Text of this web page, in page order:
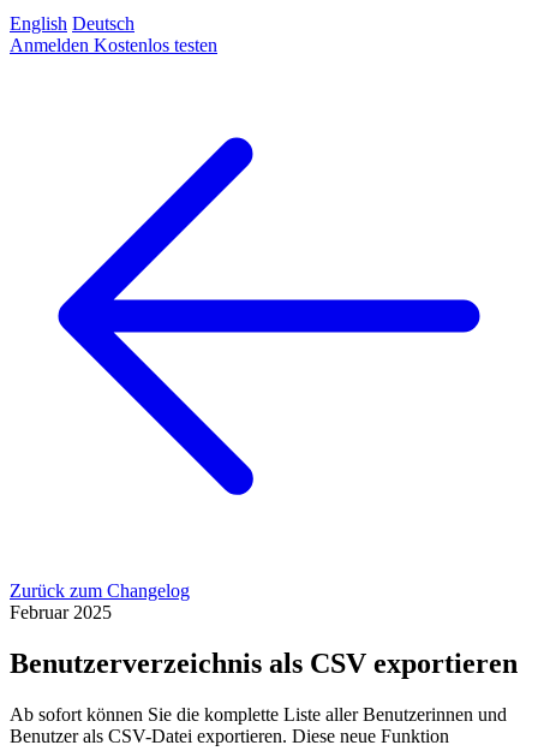
English Deutsch
Anmelden Kostenlos testen
Zurück zum Changelog
Februar 2025
Benutzerverzeichnis als CSV exportieren
Ab sofort können Sie die komplette Liste aller Benutzerinnen und
Benutzer als CSV-Datei exportieren. Diese neue Funktion